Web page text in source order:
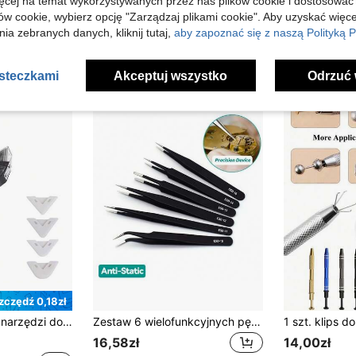
#1 Bestsellery w Antypoślizgowe Narzędzia ręczne
27,00zł
#2 Bestsellery
20,01zł
20,05zł
0,18zł
polerowania, fugowania, usuwania pleśni z podłóg, dla mężczyzn
Zestaw 6 wielofunkcyjnych pęset o wysokiej precyzji, mini pęsety z zakrzywioną końcówką i cienkim ostrzem, narzędzia do naprawy, czyszczenia i usuwania kurzu, różne rozmiary, odpowiednie do codziennego użytku, prezent na Walentynki, rocznicę i urodziny
16,58zł 14,00zł
cookie, wybierz opcję "Zarządzaj plikami cookie". Aby uzyskać
zebranych danych, kliknij tutaj, aby zapoznać się z naszą Polityką
Akceptuj wszystko Odrzuć